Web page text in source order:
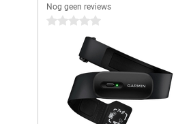
Nog geen reviews
0 sterren